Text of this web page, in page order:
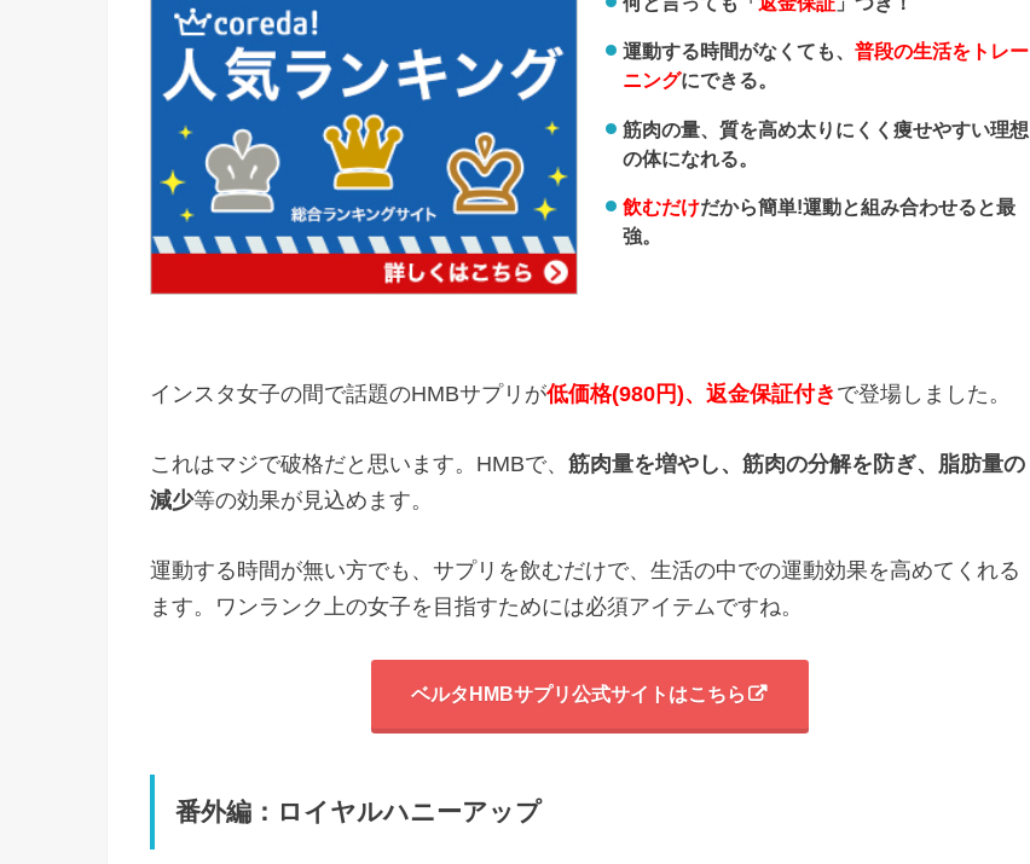
運動する時間がなくても、 普段の生活をトレー
ニングにできる。
筋肉の量、質を高め太りにくく痩せやすい理想
の体になれる。
飲むだけだから簡単!運動と組み合わせると最
強。
インスタ女子の間で話題のHMBサプリが低価格(980円)、返金保証付き で登場しました。
これはマジで破格だと思います。HMBで、 筋肉量を増やし、 筋肉の分解を防ぎ、 脂肪量の
減少等の効果が見込めます。
運動する時間が無い方でも、サプリを飲むだけで、生活の中での運動効果を高めてくれる
ます。ワンランク上の女子を目指すためには必須アイテムですね。
ベルタHMBサプリ公式サイトはこちら
番外編：ロイヤルハニーアップ